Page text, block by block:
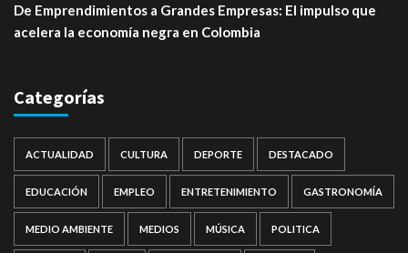
De Emprendimientos a Grandes Empresas: El impulso que
acelera la economía negra en Colombia
Categorías
ACTUALIDAD CULTURA DEPORTE DESTACADO
EDUCACIÓN EMPLEO ENTRETENIMIENTO GASTRONOMÍA
MEDIO AMBIENTE MEDIOS MÚSICA POLITICA